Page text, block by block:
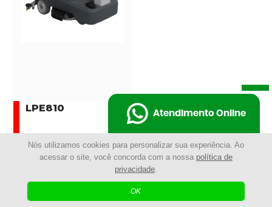
Nós utilizamos cookies para personalizar sua experiência. Ao
acessar o site, você concorda com a nossa política de
privacidade.
OK
LPE810
SAIBA MAIS
Atendimento Online